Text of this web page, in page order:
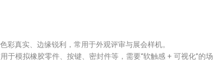
彩真实、边缘锐利，常用于外观评审与展会样机。
于模拟橡胶零件、按键、密封件等，需要“软触感 + 可视化”的场